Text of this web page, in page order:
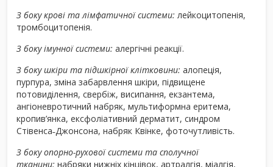
З боку крові та лімфатичної системи: лейкоцитопенія,
тромбоцитопенія.
З боку імунної системи: алергічні реакції.
З боку шкіри та підшкірної клітковини: алопеція,
пурпура, зміна забарвлення шкіри, підвищене
потовиділення, свербіж, висипання, екзантема,
ангіоневротичний набряк, мультиформна еритема,
кропив’янка, ексфоліативний дерматит, синдром
Стівенса˗Джонсона, набряк Квінке, фоточутливість.
З боку опорно-рухової системи та сполучної
тканини: набряки нижніх кінцівок, артралгія, міалгія,